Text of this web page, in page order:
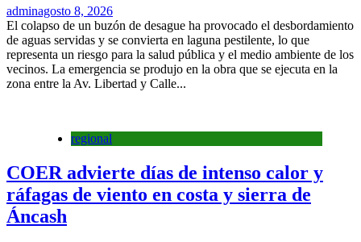
adminagosto 8, 2026
El colapso de un buzón de desague ha provocado el desbordamiento
de aguas servidas y se convierta en laguna pestilente, lo que
representa un riesgo para la salud pública y el medio ambiente de los
vecinos. La emergencia se produjo en la obra que se ejecuta en la
zona entre la Av. Libertad y Calle...
regional
COER advierte días de intenso calor y
ráfagas de viento en costa y sierra de
Áncash